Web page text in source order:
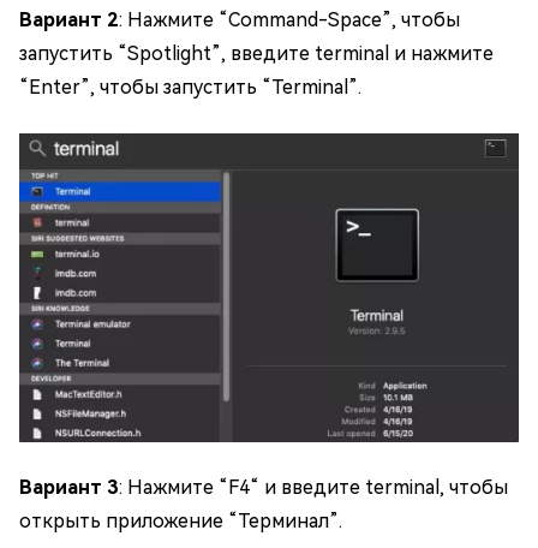
Вариант 2: Нажмите “Command-Space”, чтобы
запустить “Spotlight”, введите terminal и нажмите
“Enter”, чтобы запустить “Terminal”.
Вариант 3: Нажмите “F4“ и введите terminal, чтобы
открыть приложение “Терминал”.